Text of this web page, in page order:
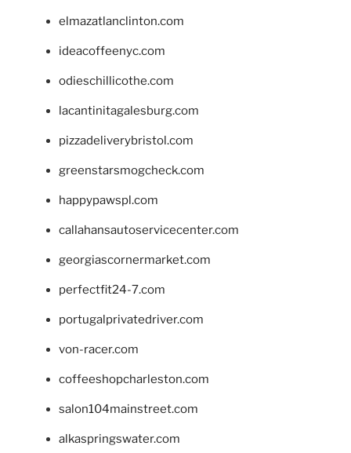
elmazatlanclinton.com
ideacoffeenyc.com
odieschillicothe.com
lacantinitagalesburg.com
pizzadeliverybristol.com
greenstarsmogcheck.com
happypawspl.com
callahansautoservicecenter.com
georgiascornermarket.com
perfectfit24-7.com
portugalprivatedriver.com
von-racer.com
coffeeshopcharleston.com
salon104mainstreet.com
alkaspringswater.com